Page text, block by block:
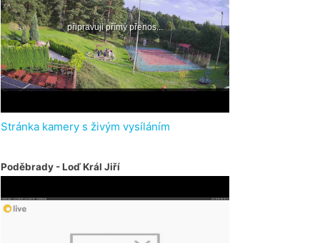
Stránka kamery s živým vysíláním
Poděbrady - Loď Král Jiří